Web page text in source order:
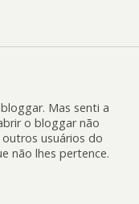
Mas senti a
o bloggar não
usuários do
não lhes pertence.